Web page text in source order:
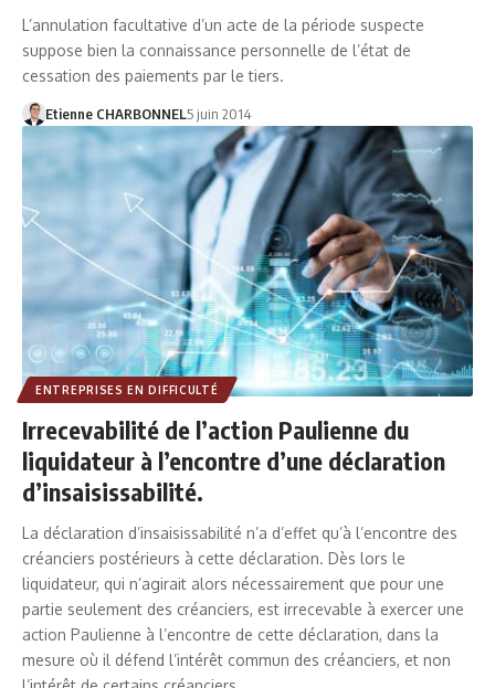
L’annulation facultative d’un acte de la période suspecte
suppose bien la connaissance personnelle de l’état de
cessation des paiements par le tiers.
Etienne CHARBONNEL5 juin 2014
ENTREPRISES EN DIFFICULTÉ
Irrecevabilité de l’action Paulienne du
liquidateur à l’encontre d’une déclaration
d’insaisissabilité.
La déclaration d’insaisissabilité n’a d’effet qu’à l’encontre des
créanciers postérieurs à cette déclaration. Dès lors le
liquidateur, qui n’agirait alors nécessairement que pour une
partie seulement des créanciers, est irrecevable à exercer une
action Paulienne à l’encontre de cette déclaration, dans la
mesure où il défend l’intérêt commun des créanciers, et non